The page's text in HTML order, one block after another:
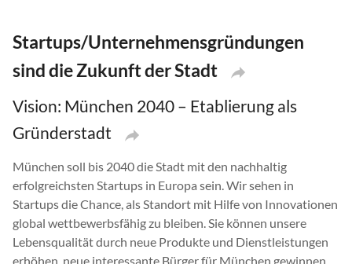
Startups/Unternehmensgründungen
sind die Zukunft der Stadt
Vision: München 2040 – Etablierung als
Gründerstadt
München soll bis 2040 die Stadt mit den nachhaltig
erfolgreichsten Startups in Europa sein. Wir sehen in
Startups die Chance, als Standort mit Hilfe von Innovationen
global wettbewerbsfähig zu bleiben. Sie können unsere
Lebensqualität durch neue Produkte und Dienstleistungen
erhöhen, neue interessante Bürger für München gewinnen